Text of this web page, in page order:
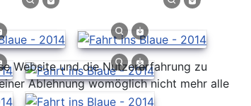
Website und die Nutzererfahrung zu
Ablehnung womöglich nicht mehr alle